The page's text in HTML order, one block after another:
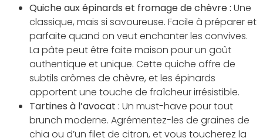
Quiche aux épinards et fromage de chèvre : Une
classique, mais si savoureuse. Facile à préparer et
parfaite quand on veut enchanter les convives.
La pâte peut être faite maison pour un goût
authentique et unique. Cette quiche offre de
subtils arômes de chèvre, et les épinards
apportent une touche de fraîcheur irrésistible.
Tartines à l’avocat : Un must-have pour tout
brunch moderne. Agrémentez-les de graines de
chia ou d’un filet de citron, et vous toucherez la